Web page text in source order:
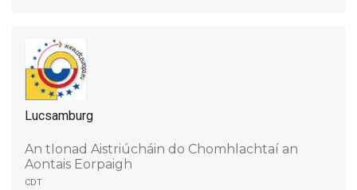
Lucsamburg
An tIonad Aistriúcháin do Chomhlachtaí an
Aontais Eorpaigh
cdt